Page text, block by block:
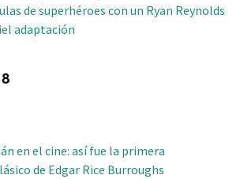
de superhéroes con un Ryan Reynolds
adaptación
en el cine: así fue la primera
de Edgar Rice Burroughs